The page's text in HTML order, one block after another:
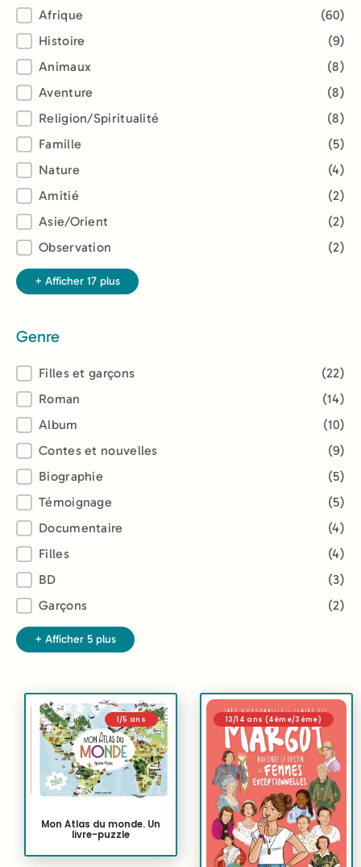
Thème
Afrique
(60)
Histoire
(9)
Animaux
(8)
Aventure
(8)
Religion/Spiritualité
(8)
Famille
(5)
Nature
(4)
Amitié
(2)
Asie/Orient
(2)
Observation
(2)
+ Afficher 17 plus
Genre
GenreFilles et garçons
(22)
Roman
(14)
Album
(10)
Contes et nouvelles
(9)
Biographie
(5)
Témoignage
(5)
Documentaire
(4)
Filles
(4)
BD
(3)
Garçons
(2)
+ Afficher 5 plus
1/5 ans
Mon Atlas du monde. Un
livre-puzzle
13/14 ans (4ème/3ème)